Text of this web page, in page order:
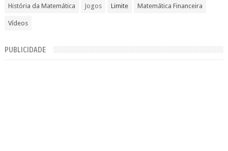
História da Matemática Jogos Limite Matemática Financeira
Vídeos
PUBLICIDADE